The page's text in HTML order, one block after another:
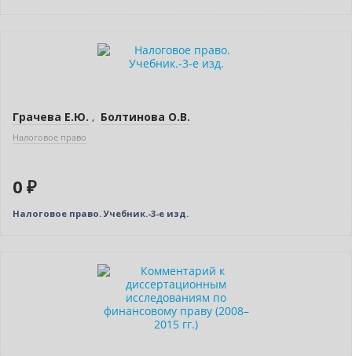
Грачева Е.Ю. , Болтинова О.В.
Налоговое право
0 ₽
Налоговое право. Учебник.-3-е изд.